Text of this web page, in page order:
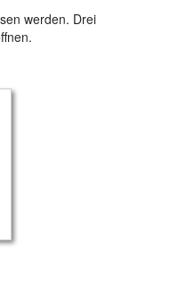
werden. Drei